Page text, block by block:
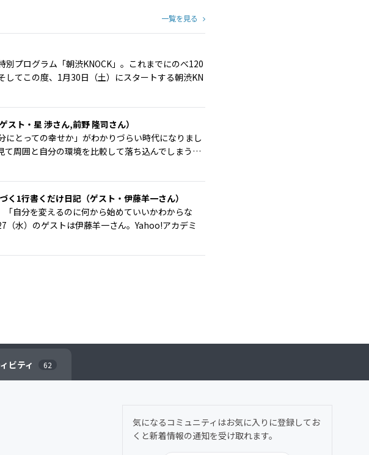
一覧を見る
プログラム「朝渋KNOCK」。これまでにのべ120
てこの度、1月30日（土）にスタートする朝渋KN
スト・星 渉さん,前野 隆司さん）
とっての幸せか」がわかりづらい時代になりまし
て周囲と自分の環境を比較して落ち込んでしまう…
く1行書くだけ日記（ゲスト・伊藤羊一さん）
「自分を変えるのに何から始めていいかわからな
水）のゲストは伊藤羊一さん。Yahoo!アカデミ
ビティ 62
気になるコミュニティはお気に入りに登録してお
くと新着情報の通知を受け取れます。